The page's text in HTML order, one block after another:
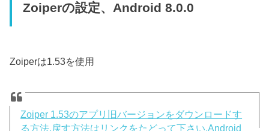
Zoiperの設定、Android 8.0.0
Zoiperは1.53を使用
Zoiper 1.53のアプリ旧バージョンをダウンロードす
る方法,戻す方法はリンクをたどって下さい,Android